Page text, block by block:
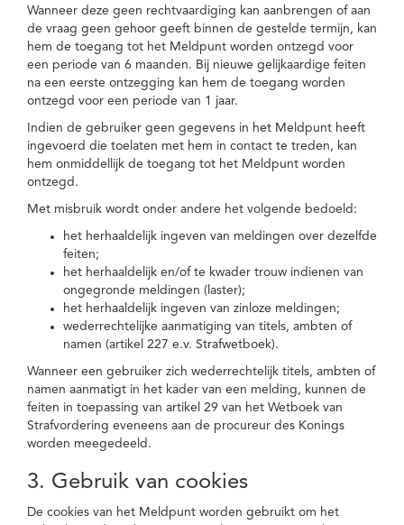
Wanneer deze geen rechtvaardiging kan aanbrengen of aan
de vraag geen gehoor geeft binnen de gestelde termijn, kan
hem de toegang tot het Meldpunt worden ontzegd voor
een periode van 6 maanden. Bij nieuwe gelijkaardige feiten
na een eerste ontzegging kan hem de toegang worden
ontzegd voor een periode van 1 jaar.
Indien de gebruiker geen gegevens in het Meldpunt heeft
ingevoerd die toelaten met hem in contact te treden, kan
hem onmiddellijk de toegang tot het Meldpunt worden
ontzegd.
Met misbruik wordt onder andere het volgende bedoeld:
het herhaaldelijk ingeven van meldingen over dezelfde
feiten;
het herhaaldelijk en/of te kwader trouw indienen van
ongegronde meldingen (laster);
het herhaaldelijk ingeven van zinloze meldingen;
wederrechtelijke aanmatiging van titels, ambten of
namen (artikel 227 e.v. Strafwetboek).
Wanneer een gebruiker zich wederrechtelijk titels, ambten of
namen aanmatigt in het kader van een melding, kunnen de
feiten in toepassing van artikel 29 van het Wetboek van
Strafvordering eveneens aan de procureur des Konings
worden meegedeeld.
3. Gebruik van cookies
De cookies van het Meldpunt worden gebruikt om het